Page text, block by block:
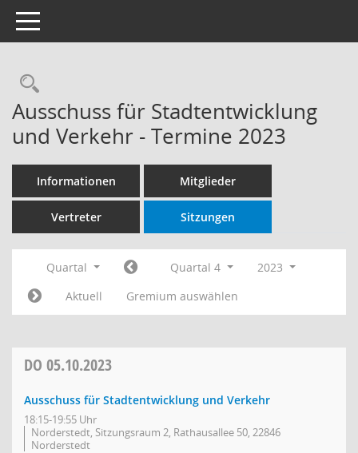
Toggle navigation
Rechercheauswahl
Ausschuss für Stadtentwicklung
und Verkehr - Termine 2023
Informationen Mitglieder
Vertreter Sitzungen
Quartal Quartal 4
2023
Aktuell
Gremium auswählen
DO 05.10.2023
Ausschuss für Stadtentwicklung und Verkehr
18:15-19:55 Uhr
Norderstedt, Sitzungsraum 2, Rathausallee 50, 22846
Norderstedt